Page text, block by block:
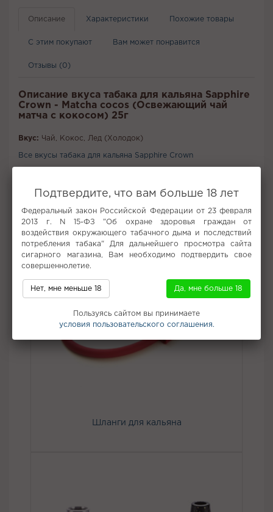
Описание Характеристики Похожие товары
С этим покупают Вам может понравится
Отзывы (0)
Описание вкуса табака для кальяна Sapphire
Crown - Matcha cocos (Освежающий чай
матча с кокосом) 25г
Вкус: Чай, Кокос, Лед (Холодок)
Все вкусы табака для кальяна Sapphire Crown
Не забудьте купить
Шланги для кальяна
Подтвердите, что вам больше 18 лет
Федеральный закон Российской Федерации от 23 февраля
2013 г. N 15-ФЗ "Об охране здоровья граждан от
воздействия окружающего табачного дыма и последствий
потребления табака" Для дальнейшего просмотра сайта
сигарного магазина, Вам необходимо подтвердить свое
совершеннолетие.
Нет, мне меньше 18 Да, мне больше 18
Пользуясь сайтом вы принимаете
условия пользовательского соглашения.